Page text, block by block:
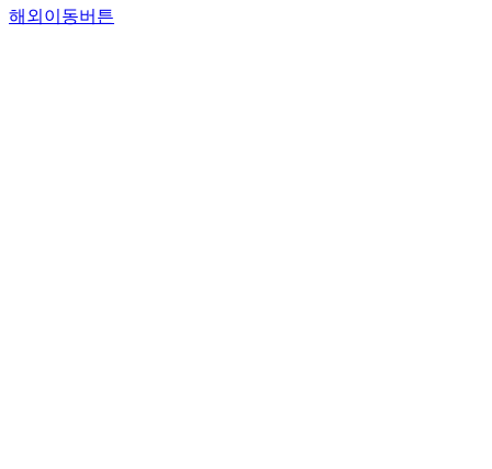
해외이동버튼